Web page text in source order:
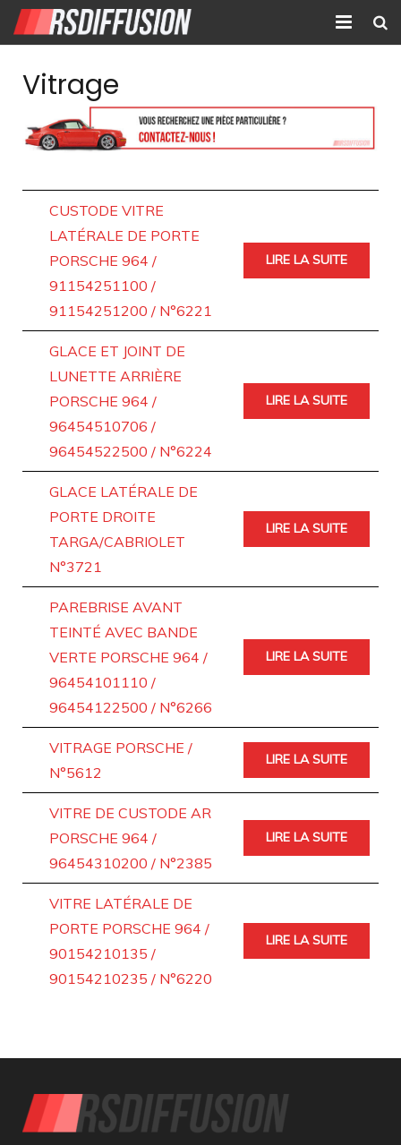
Nouvelles annonces
Annonces prolongées
Atelier mécanique
Contact
Vitrage
CUSTODE VITRE
LATÉRALE DE PORTE
PORSCHE 964 /
91154251100 /
91154251200 / N°6221
LIRE LA SUITE
GLACE ET JOINT DE
LUNETTE ARRIÈRE
PORSCHE 964 /
96454510706 /
96454522500 / N°6224
LIRE LA SUITE
GLACE LATÉRALE DE
PORTE DROITE
TARGA/CABRIOLET
N°3721
LIRE LA SUITE
PAREBRISE AVANT
TEINTÉ AVEC BANDE
VERTE PORSCHE 964 /
96454101110 /
96454122500 / N°6266
LIRE LA SUITE
VITRAGE PORSCHE /
N°5612
LIRE LA SUITE
VITRE DE CUSTODE AR
PORSCHE 964 /
96454310200 / N°2385
LIRE LA SUITE
VITRE LATÉRALE DE
PORTE PORSCHE 964 /
90154210135 /
90154210235 / N°6220
LIRE LA SUITE